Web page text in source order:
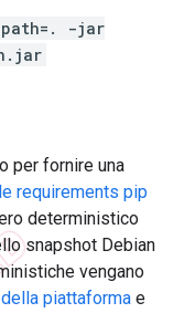
-jar
per fornire una
requirements pip
deterministico
snapshot Debian
vengano
piattaforma e